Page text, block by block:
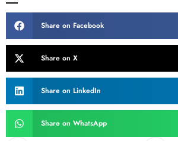
Share on Facebook
Share on X
Share on LinkedIn
Share on WhatsApp